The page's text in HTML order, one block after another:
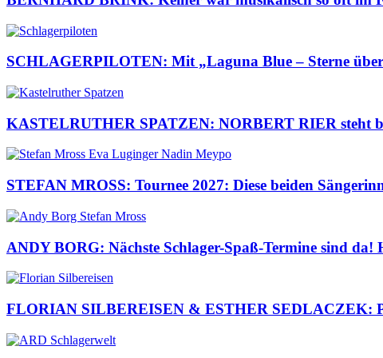
SCHLAGERPILOTEN: Mit „Laguna Blue – Sterne
KASTELRUTHER SPATZEN: NORBERT RIER steht
STEFAN MROSS: Tournee 2027: Diese beiden
ANDY BORG: Nächste Schlager-Spaß-Termine sind da!
FLORIAN SILBEREISEN & ESTHER SEDLACZEK: